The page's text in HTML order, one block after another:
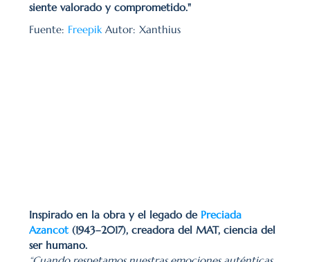
siente valorado y comprometido."
Fuente: Freepik Autor: Xanthius
Inspirado en la obra y el legado de Preciada
Azancot (1943–2017), creadora del MAT, ciencia del
ser humano.